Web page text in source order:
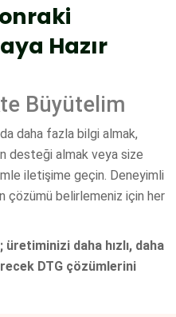
Hazır
Büyütelim
daha fazla bilgi almak,
desteği almak veya size
iletişime geçin. Deneyimli
çözümü belirlemeniz için her
daha hızlı, daha
DTG çözümlerini